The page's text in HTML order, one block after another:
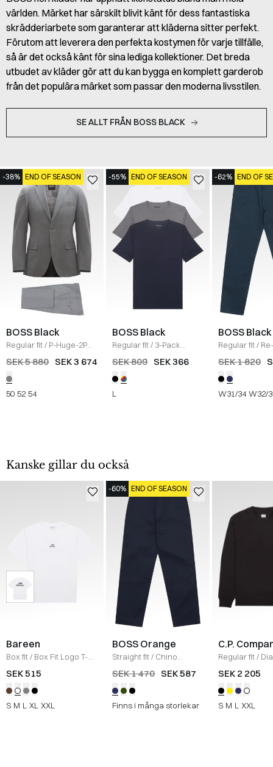
världen. Märket har särskilt blivit känt för dess fantastiska
skrädderiarbete som garanterar att kläderna sitter perfekt.
Förutom att leverera den perfekta kostymen för varje tillfälle,
så är det också känt för sina lediga kollektioner. Det breda
utbudet av kläder gör att du kan bygga en komplett garderob
från det populära märket som passar den moderna livsstilen.
SE ALLT FRÅN BOSS BLACK
-38% END OF SEASON
BOSS Black
Regular fit/ P-Huge-2PCS
Suit/ GRÅ
SEK 5 880 SEK 3 674
50 52 54
-55% END OF SEASON
BOSS Black
Regular fit/ 3-Pack
crewneck T-shirts /
SEK 809 SEK 366
L
-62% END OF
BOSS Black
Regular fit/
Mouliné-Twill
SEK 1 820
W31/34 W32/
Kanske gillar du också
Bareen
Box fit/ Box Fit Logo T-
shirt /WHITE
SEK 515
S M L XL XXL
-60% END OF SEASON
BOSS Orange
Straight fit/ Chino
Straight
NAVY
SEK 1 470 SEK 587
Finns i många storlekar
C.P.
Regular fit/
Raised
SEK 2 205
S M L XXL